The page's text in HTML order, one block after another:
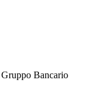
Bancario